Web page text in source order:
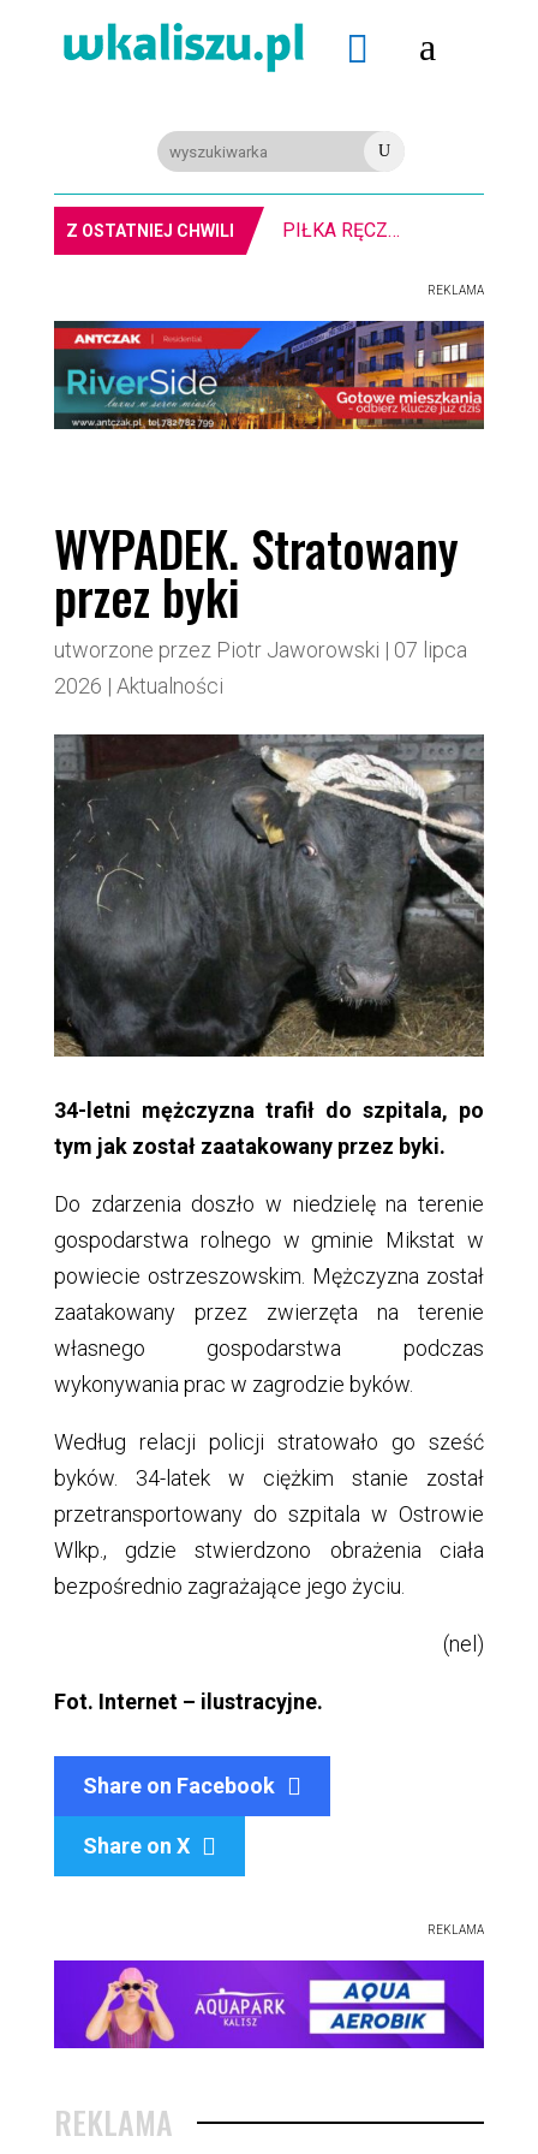
 a
U
Z OSTATNIEJ CHWILI
REKLAMA
WYPADEK. Stratowany
przez byki
utworzone przez Piotr Jaworowski | 07 lipca
2026 | Aktualności
34-letni mężczyzna trafił do szpitala, po
tym jak został zaatakowany przez byki.
Do zdarzenia doszło w niedzielę na terenie
gospodarstwa rolnego w gminie Mikstat w
powiecie ostrzeszowskim. Mężczyzna został
zaatakowany przez zwierzęta na terenie
własnego gospodarstwa podczas
wykonywania prac w zagrodzie byków.
Według relacji policji stratowało go sześć
byków. 34-latek w ciężkim stanie został
przetransportowany do szpitala w Ostrowie
Wlkp., gdzie stwierdzono obrażenia ciała
bezpośrednio zagrażające jego życiu.
(nel)
Fot. Internet – ilustracyjne.
Share on Facebook
Share on X 
REKLAMA
REKLAMA